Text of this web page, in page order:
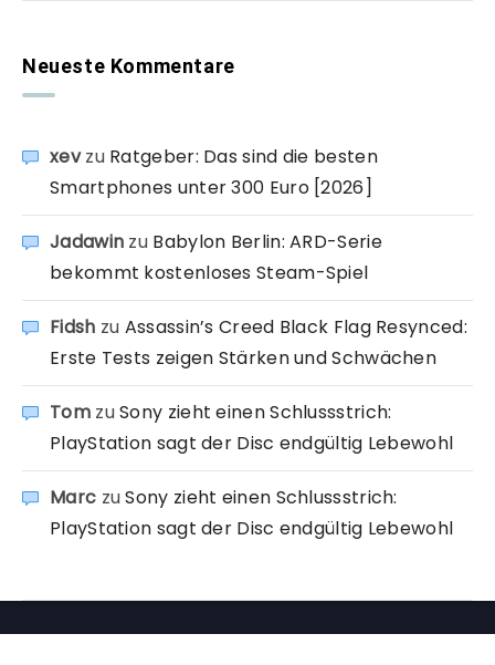
Neueste Kommentare
xevzu Ratgeber: Das sind die besten
Smartphones unter 300 Euro [2026]
Jadawin zu Babylon Berlin: ARD-Serie
bekommt kostenloses Steam-Spiel
Fidsh zu Assassin’s Creed Black Flag Resynced:
Erste Tests zeigen Stärken und Schwächen
TomzuSony zieht einen Schlussstrich:
PlayStation sagt der Disc endgültig Lebewohl
Marc zuSony zieht einen Schlussstrich:
PlayStation sagt der Disc endgültig Lebewohl